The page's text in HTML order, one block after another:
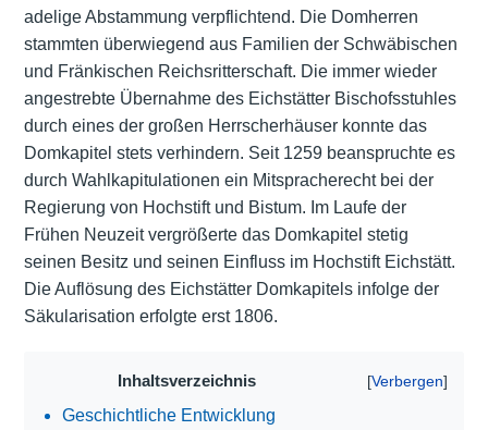
adelige Abstammung verpflichtend. Die Domherren
stammten überwiegend aus Familien der Schwäbischen
und Fränkischen Reichsritterschaft. Die immer wieder
angestrebte Übernahme des Eichstätter Bischofsstuhles
durch eines der großen Herrscherhäuser konnte das
Domkapitel stets verhindern. Seit 1259 beanspruchte es
durch Wahlkapitulationen ein Mitspracherecht bei der
Regierung von Hochstift und Bistum. Im Laufe der
Frühen Neuzeit vergrößerte das Domkapitel stetig
seinen Besitz und seinen Einfluss im Hochstift Eichstätt.
Die Auflösung des Eichstätter Domkapitels infolge der
Säkularisation erfolgte erst 1806.
Inhaltsverzeichnis
Geschichtliche Entwicklung